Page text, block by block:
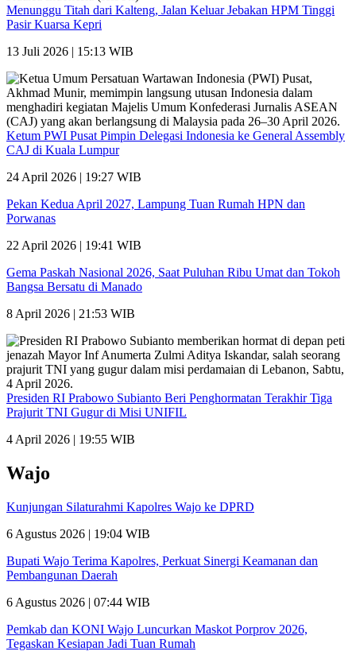
Menunggu Titah dari Kalteng, Jalan Keluar Jebakan HPM Tinggi
Pasir Kuarsa Kepri
13 Juli 2026 | 15:13 WIB
Ketum PWI Pusat Pimpin Delegasi Indonesia ke General Assembly
CAJ di Kuala Lumpur
24 April 2026 | 19:27 WIB
Pekan Kedua April 2027, Lampung Tuan Rumah HPN dan
Porwanas
22 April 2026 | 19:41 WIB
Gema Paskah Nasional 2026, Saat Puluhan Ribu Umat dan Tokoh
Bangsa Bersatu di Manado
8 April 2026 | 21:53 WIB
Presiden RI Prabowo Subianto Beri Penghormatan Terakhir Tiga
Prajurit TNI Gugur di Misi UNIFIL
4 April 2026 | 19:55 WIB
Wajo
Kunjungan Silaturahmi Kapolres Wajo ke DPRD
6 Agustus 2026 | 19:04 WIB
Bupati Wajo Terima Kapolres, Perkuat Sinergi Keamanan dan
Pembangunan Daerah
6 Agustus 2026 | 07:44 WIB
Pemkab dan KONI Wajo Luncurkan Maskot Porprov 2026,
Tegaskan Kesiapan Jadi Tuan Rumah